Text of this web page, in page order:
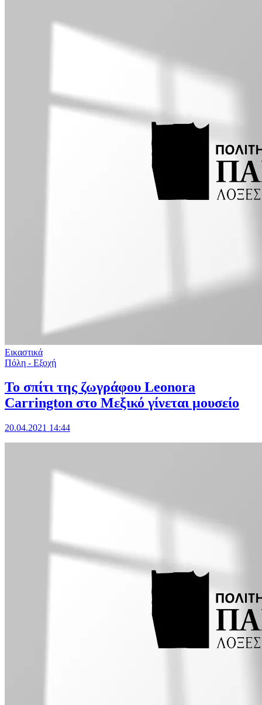
Εικαστικά
Πόλη - Εξοχή
Το σπίτι της ζωγράφου Leonora
Carrington στο Μεξικό γίνεται μουσείο
20.04.2021 14:44